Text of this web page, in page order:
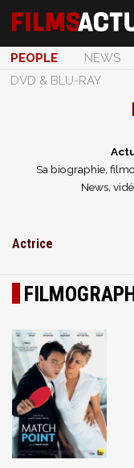
PEOPLE NEWS
DVD & BLU-RAY
Sa biographie,
News,
Actrice